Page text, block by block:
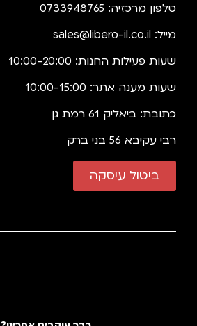
טלפון מרכזיה: 0733948765
מייל: sales@libero-il.co.il
שעות פעילות החנות: 10:00-20:00
שעות מענה אתר: 10:00-15:00
כתובת: ביאליק 61 רמת גן
רבי עקיבא 56 בני ברק
ביטול עיסקה